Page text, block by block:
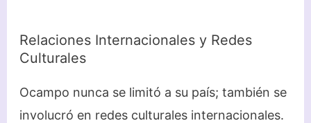
Relaciones Internacionales y Redes
Culturales
Ocampo nunca se limitó a su país; también se
involucró en redes culturales internacionales.